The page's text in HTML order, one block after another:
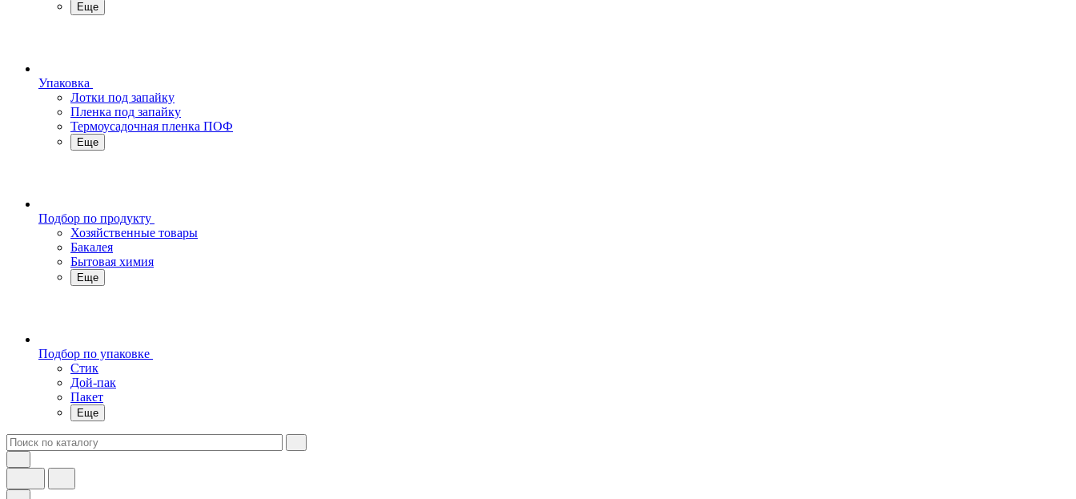
Еще
Упаковка
Лотки под запайку
Пленка под запайку
Термоусадочная пленка ПОФ
Еще
Подбор по продукту
Хозяйственные товары
Бакалея
Бытовая химия
Еще
Подбор по упаковке
Стик
Дой-пак
Пакет
Еще